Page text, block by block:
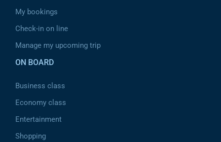
My bookings
Check-in on line
Manage my upcoming trip
ON BOARD
Business class
Economy class
Entertainment
Shopping